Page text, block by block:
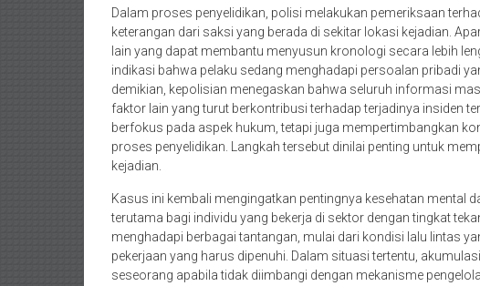
Dalam proses penyelidikan, polisi melakukan pemeriksaan
keterangan dari saksi yang berada di sekitar lokasi kejadian.
lain yang dapat membantu menyusun kronologi secara lebih
indikasi bahwa pelaku sedang menghadapi persoalan pribadi
demikian, kepolisian menegaskan bahwa seluruh informasi
faktor lain yang turut berkontribusi terhadap terjadinya insiden
berfokus pada aspek hukum, tetapi juga mempertimbangkan
proses penyelidikan. Langkah tersebut dinilai penting untuk
kejadian.
Kasus ini kembali mengingatkan pentingnya kesehatan mental
terutama bagi individu yang bekerja di sektor dengan tingkat
menghadapi berbagai tantangan, mulai dari kondisi lalu lintas
pekerjaan yang harus dipenuhi. Dalam situasi tertentu,
seseorang apabila tidak diimbangi dengan mekanisme